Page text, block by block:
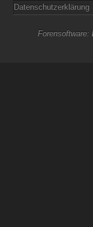
Datenschutzerklärung
Forensoftware: